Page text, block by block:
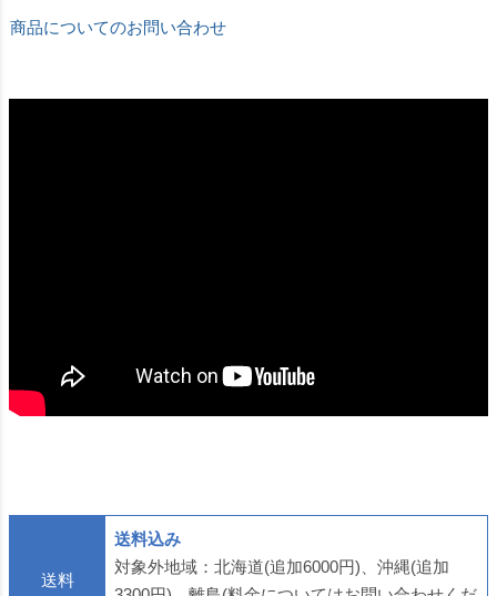
商品についてのお問い合わせ
送料
送料込み
対象外地域：北海道(追加6000円)、沖縄(追加